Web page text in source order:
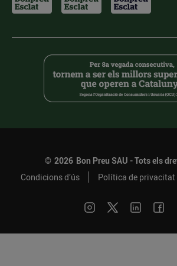
© 2026 Bon Preu SAU - Tots els
Condicions d’ús
Política de privacitat